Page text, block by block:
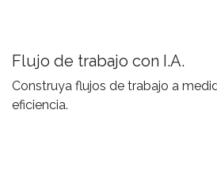
Flujo de trabajo con I.A.
Construya flujos de trabajo a
eficiencia.